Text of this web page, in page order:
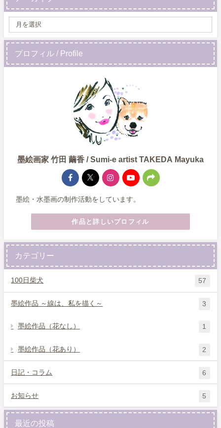
プロフィル / Profile
墨絵画家 竹田 繭香 / Sumi-e artist TAKEDA Mayuka
墨絵・水墨画の制作活動をしています。
作品と詳しいプロフィル
カテゴリー
100日柴犬 57
墨絵作品 ～線は、私を描く～ 3
墨絵作品（花なし） 1
墨絵作品（花あり） 2
日記・コラム 6
お知らせ 5
最近の投稿